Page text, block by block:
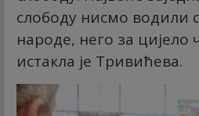
слободу нисмо водили
народе, него за цијело
истакла је Тривићева.